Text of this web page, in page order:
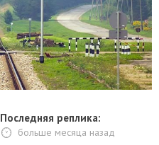
Последняя реплика:
больше месяца назад